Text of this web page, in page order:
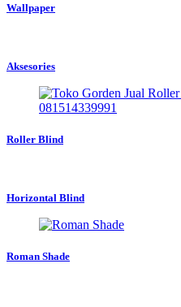
Wallpaper
Aksesories
Roller Blind
Horizontal Blind
Roman Shade